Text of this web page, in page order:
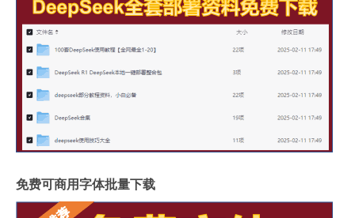
免费可商用字体批量下载